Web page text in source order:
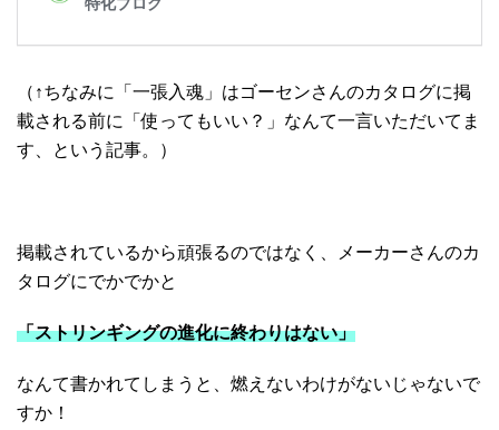
（↑ちなみに「一張入魂」はゴーセンさんのカタログに掲
載される前に「使ってもいい？」なんて一言いただいてま
す、という記事。）
掲載されているから頑張るのではなく、メーカーさんのカ
タログにでかでかと
「ストリンギングの進化に終わりはない」
なんて書かれてしまうと、燃えないわけがないじゃないで
すか！